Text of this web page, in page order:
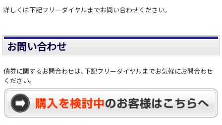
詳しくは下記フリーダイヤルまでお問い合わせください。
お問い合わせ
債券に関するお問合わせは､下記フリーダイヤルまでお気軽にお問合わせ
ください。